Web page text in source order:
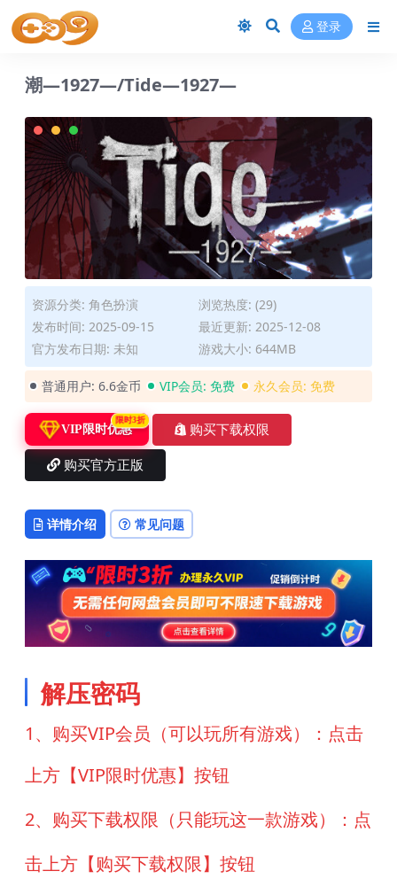
登录
潮—1927—/Tide—1927—
资源分类: 角色扮演
浏览热度: (29)
发布时间: 2025-09-15
最近更新: 2025-12-08
官方发布日期: 未知
游戏大小: 644MB
普通用户: 6.6金币 VIP会员: 免费 永久会员: 免费
VIP限时优惠
限时3折
购买下载权限
购买官方正版
详情介绍 常见问题
解压密码
1、购买VIP会员（可以玩所有游戏）：点击
上方【VIP限时优惠】按钮
2、购买下载权限（只能玩这一款游戏）：点
击上方【购买下载权限】按钮